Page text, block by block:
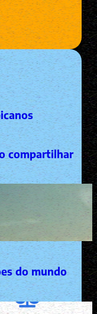
compartilhar
do mundo